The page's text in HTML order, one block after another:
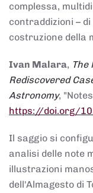
complessa,
contraddizioni –
costruzione della
Ivan Malara, The
Rediscovered
Astronomy,
https://doi.org/
Il saggio si
analisi delle note
illustrazioni
dell'Almagesto di